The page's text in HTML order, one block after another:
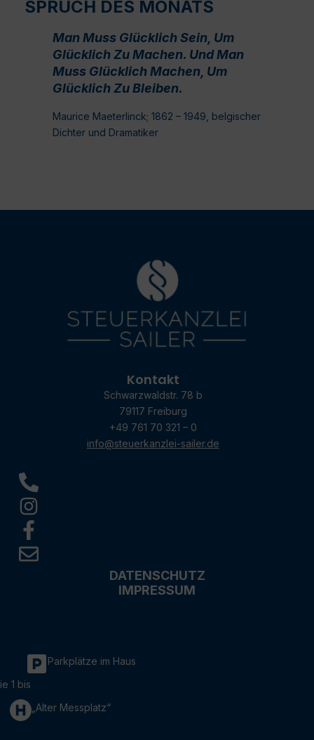
SPRUCH DES MONATS
Man Muss Glücklich Sein, Um
Glücklich Zu Machen. Und Man
Muss Glücklich Machen, Um
Glücklich Zu Bleiben.
Maurice Maeterlinck; 1862 – 1949, belgischer
Dichter und Dramatiker
Kontakt
Schwarzwaldstr. 78 b
79117 Freiburg
+49 761 70 321 – 0
info@steuerkanzlei-sailer.de
DATENSCHUTZ
IMPRESSUM
Parkplätze im Haus
1 bis
„Alter Messplatz“